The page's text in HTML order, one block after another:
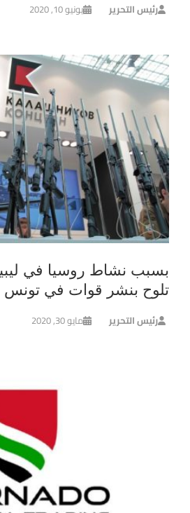
رئيس التحرير يونيو 10, 2020
بسبب نشاط روسيا في
تلوح بنشر قوات في تونس
رئيس التحرير مايو 30, 2020